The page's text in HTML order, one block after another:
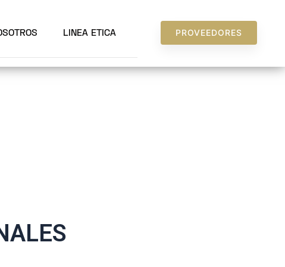
LINEA ETICA PROVEEDORES